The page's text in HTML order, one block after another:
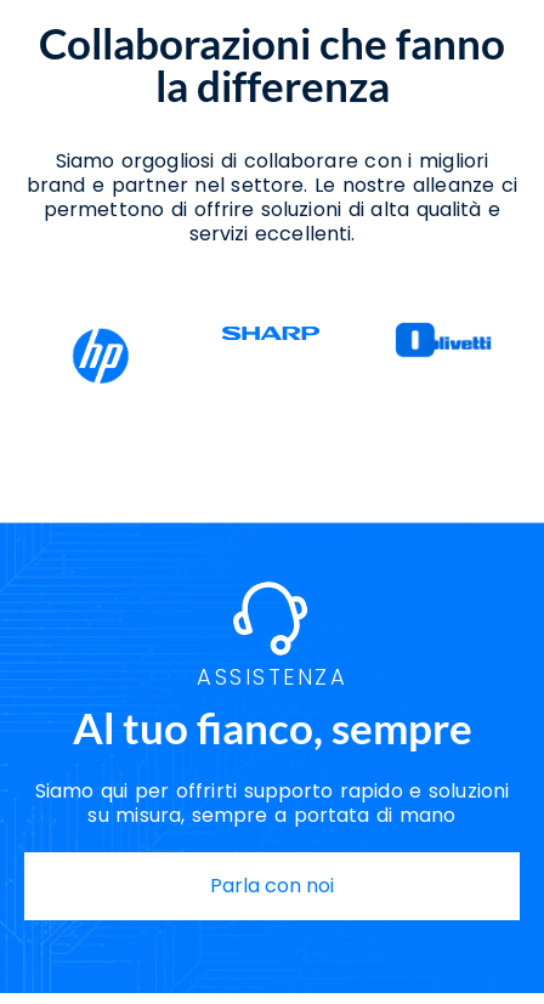
Noleggio Stampanti Termiche Mugnano Del
Cardinale
Vendita Stampanti Termiche Mugnano Del
Cardinale
Collaborazioni che fanno
la differenza
Siamo orgogliosi di collaborare con i migliori
brand e partner nel settore. Le nostre alleanze ci
permettono di offrire soluzioni di alta qualità e
servizi eccellenti.
ASSISTENZA
Al tuo fianco, sempre
Siamo qui per offrirti supporto rapido e soluzioni
su misura, sempre a portata di mano
Parla con noi